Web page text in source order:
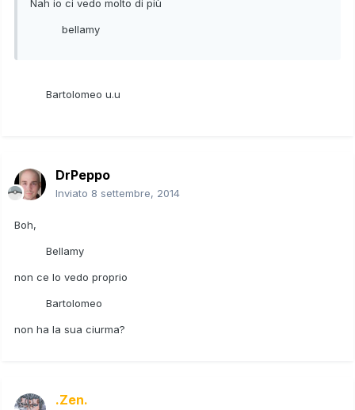
Nah io ci vedo molto di più
bellamy
Bartolomeo u.u
DrPeppo
Inviato 8 settembre, 2014
Boh,
Bellamy
non ce lo vedo proprio
Bartolomeo
non ha la sua ciurma?
.Zen.